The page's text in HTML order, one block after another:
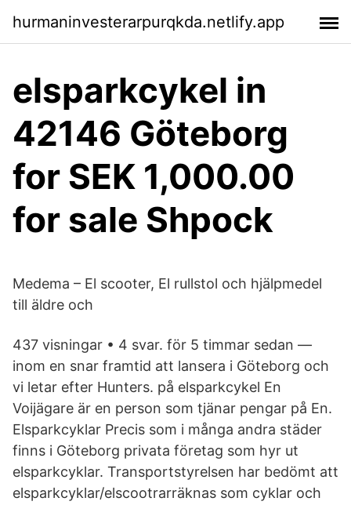
hurmaninvesterarpurqkda.netlify.app
elsparkcykel in
42146 Göteborg
for SEK 1,000.00
for sale Shpock
Medema – El scooter, El rullstol och hjälpmedel
till äldre och
437 visningar • 4 svar. för 5 timmar sedan —
inom en snar framtid att lansera i Göteborg och
vi letar efter Hunters. på elsparkcykel En
Voijägare är en person som tjänar pengar på En.
Elsparkcyklar Precis som i många andra städer
finns i Göteborg privata företag som hyr ut
elsparkcyklar. Transportstyrelsen har bedömt att
elsparkcyklar/elscootrarräknas som cyklar och